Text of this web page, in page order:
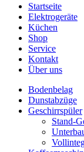
Startseite
Elektrogeräte
Küchen
Shop
Service
Kontakt
Über uns
Bodenbelag
Dunstabzüge
Geschirrspüler
Stand-